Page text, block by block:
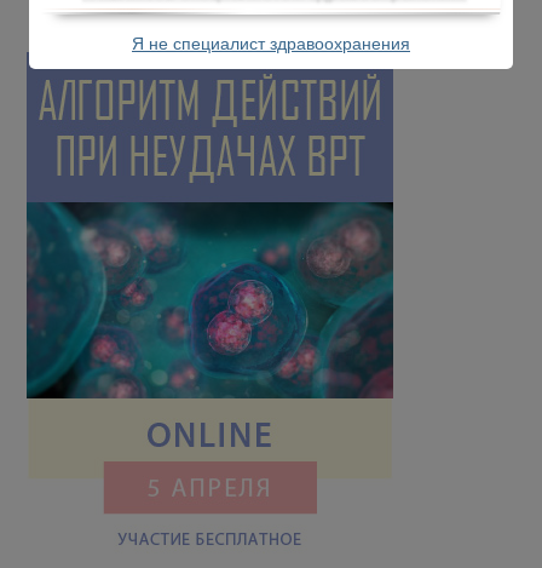
Я не специалист здравоохранения